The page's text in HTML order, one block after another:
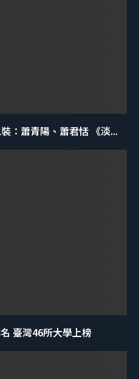
：蕭青陽、蕭君恬 《淡...
臺灣46所大學上榜